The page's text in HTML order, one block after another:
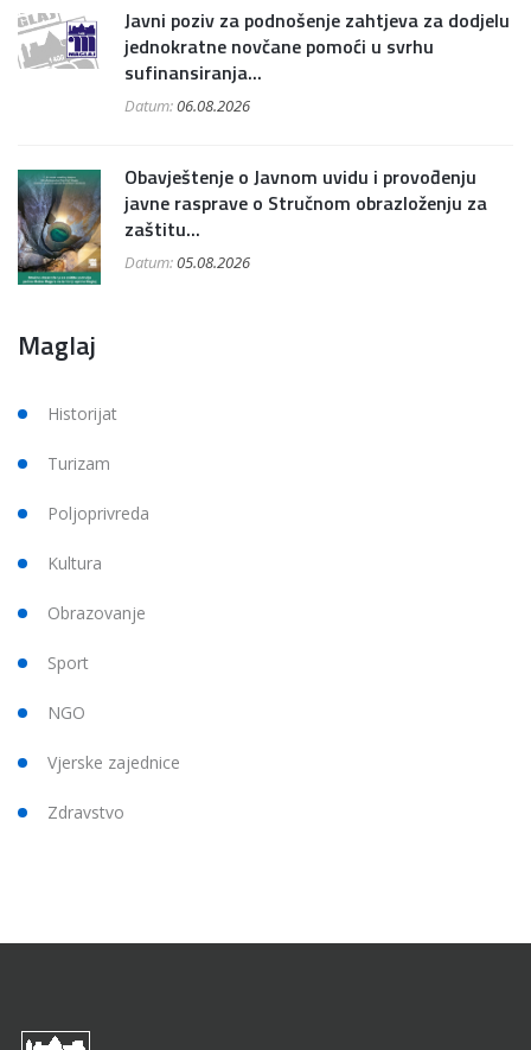
Javni poziv za podnošenje zahtjeva za dodjelu
jednokratne novčane pomoći u svrhu
sufinansiranja...
Datum:06.08.2026
Obavještenje o Javnom uvidu i provođenju
javne rasprave o Stručnom obrazloženju za
zaštitu...
Datum:05.08.2026
Maglaj
Historijat
Turizam
Poljoprivreda
Kultura
Obrazovanje
Sport
NGO
Vjerske zajednice
Zdravstvo